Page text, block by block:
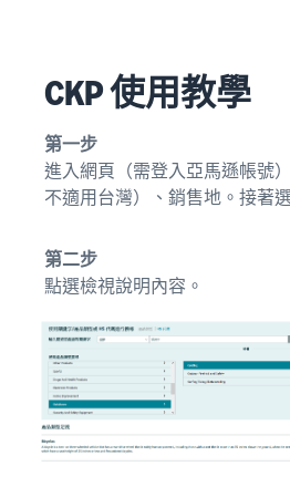
CKP 使用教學
第一步
進入網頁（需登入亞馬遜帳號
不適用台灣）、銷售地。接著
第二步
點選檢視說明內容。